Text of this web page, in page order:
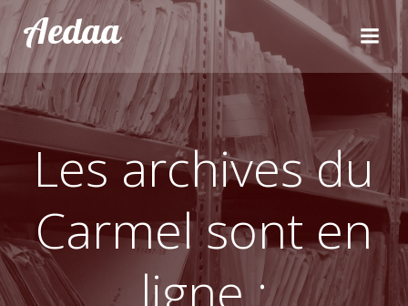
Aller
au
contenu
Aedaa
Les archives du
Carmel sont en
ligne :